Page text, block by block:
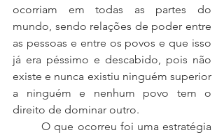
ocorriam em todas as partes do
mundo, sendo relações de poder entre
as pessoas e entre os povos e que isso
já era péssimo e descabido, pois não
existe e nunca existiu ninguém superior
a ninguém e nenhum povo tem o
direito de dominar outro.
	O que ocorreu foi uma estratégia